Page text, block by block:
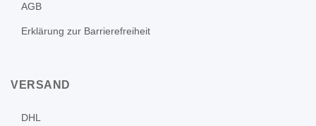
AGB
Erklärung zur Barrierefreiheit
VERSAND
DHL